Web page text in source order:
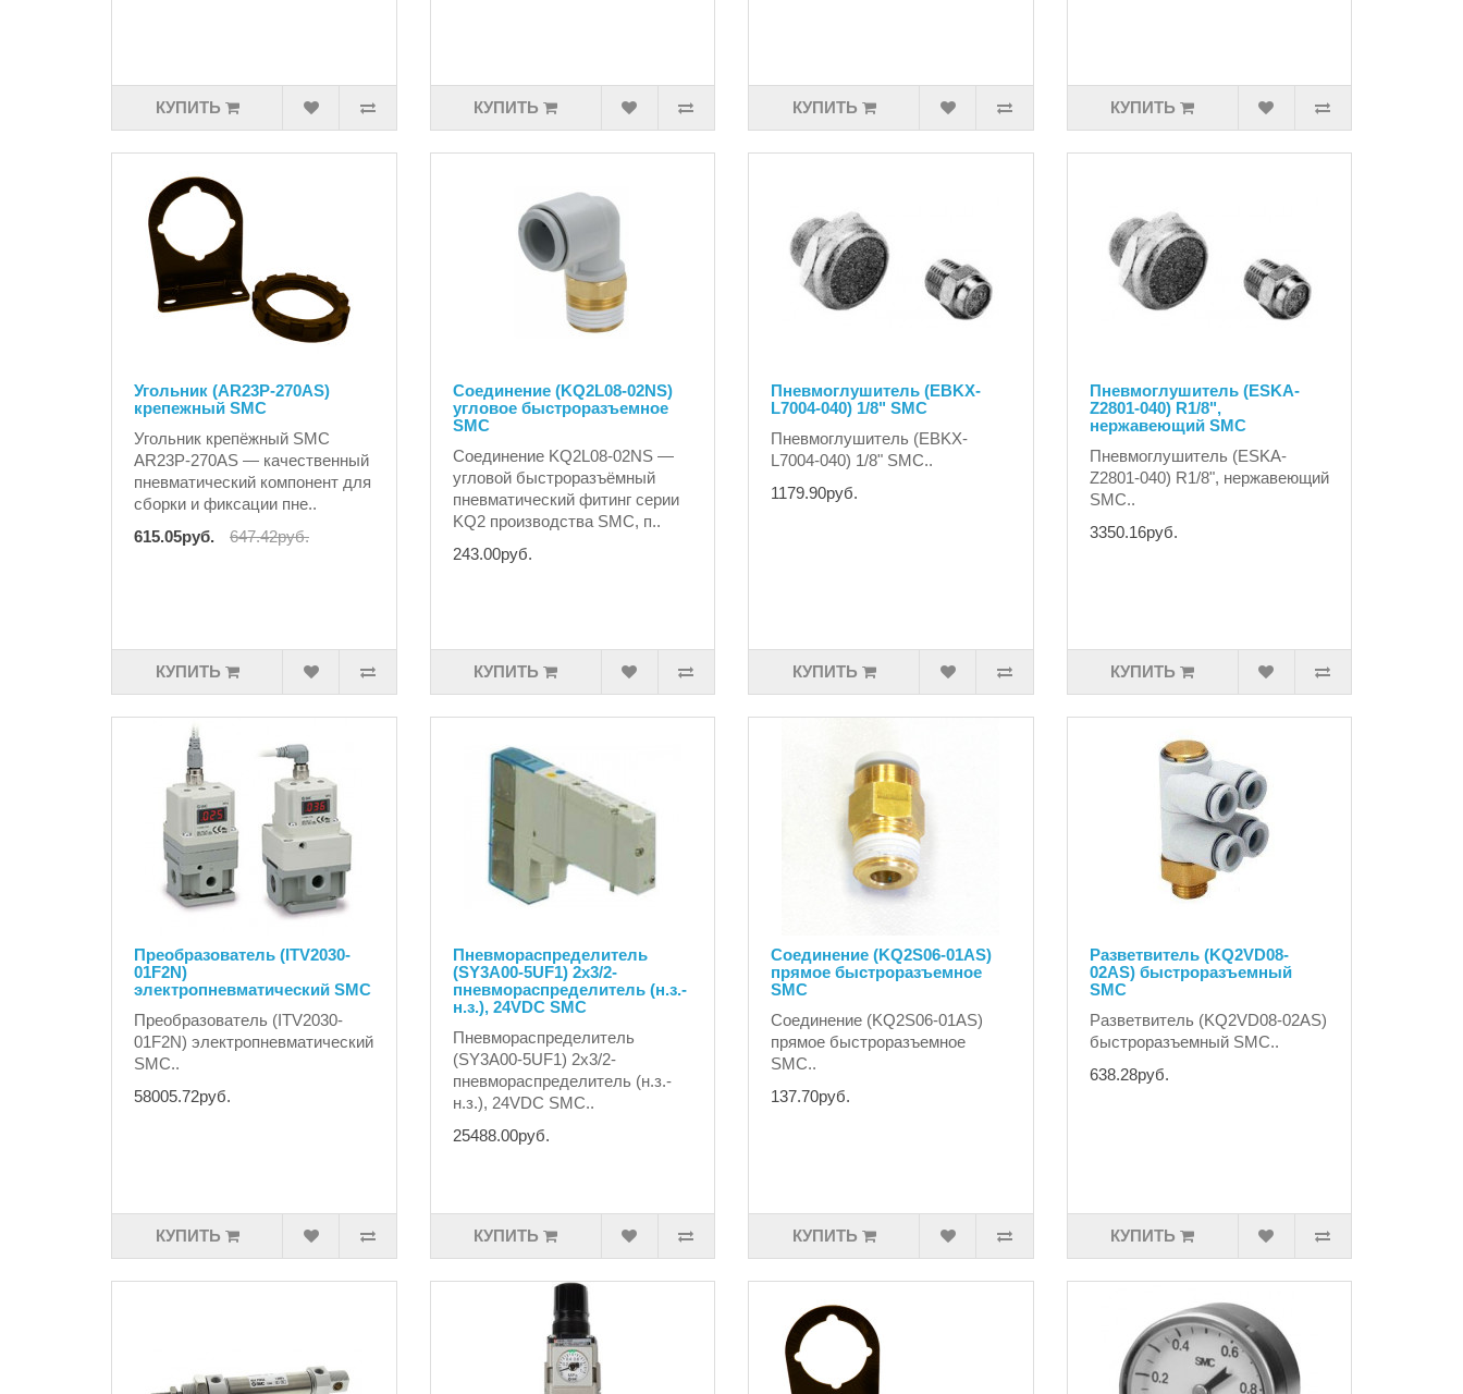
КУПИТЬ КУПИТЬ КУПИТЬ КУПИТЬ
Угольник (AR23P-270AS)
крепежный SMC
Угольник крепёжный SMC
AR23P-270AS — качественный
пневматический компонент для
сборки и фиксации пне..
615.05руб.
647.42руб.
КУПИТЬ
Соединение (KQ2L08-02NS)
угловое быстроразъемное
SMC
Соединение KQ2L08-02NS —
угловой быстроразъёмный
пневматический фитинг серии
KQ2 производства SMC, п..
243.00руб.
КУПИТЬ
Пневмоглушитель (EBKX-
L7004-040) 1/8" SMC
Пневмоглушитель (EBKX-
L7004-040) 1/8" SMC..
1179.90руб.
КУПИТЬ
Пневмоглушитель (ESKA-
Z2801-040) R1/8",
нержавеющий SMC
Пневмоглушитель (ESKA-
Z2801-040) R1/8", нержавеющий
SMC..
3350.16руб.
КУПИТЬ
Преобразователь (ITV2030-
01F2N)
электропневматический SMC
Преобразователь (ITV2030-
01F2N) электропневматический
SMC..
58005.72руб.
КУПИТЬ
Пневмораспределитель
(SY3A00-5UF1) 2x3/2-
пневмораспределитель (н.з.-
н.з.), 24VDC SMC
Пневмораспределитель
(SY3A00-5UF1) 2x3/2-
пневмораспределитель (н.з.-
н.з.), 24VDC SMC..
25488.00руб.
КУПИТЬ
Соединение (KQ2S06-01AS)
прямое быстроразъемное
SMC
Соединение (KQ2S06-01AS)
прямое быстроразъемное
SMC..
137.70руб.
КУПИТЬ
Разветвитель (KQ2VD08-
02AS) быстроразъемный
SMC
Разветвитель (KQ2VD08-02AS)
быстроразъемный SMC..
638.28руб.
КУПИТЬ